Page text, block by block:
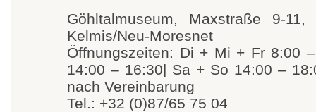
Göhltalmuseum, Maxstraße 9-
Kelmis/Neu-Moresnet
Öffnungszeiten: Di + Mi + Fr 8:00
14:00 – 16:30| Sa + So 14:00 –
nach Vereinbarung
Tel.: +32 (0)87/65 75 04